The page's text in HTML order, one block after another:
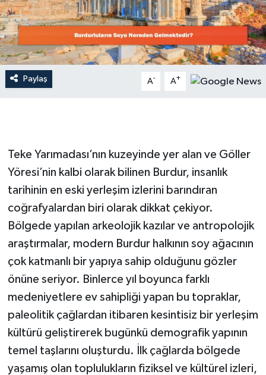
Paylaş A- A+
Teke Yarımadası’nın kuzeyinde yer alan ve Göller
Yöresi’nin kalbi olarak bilinen Burdur, insanlık
tarihinin en eski yerleşim izlerini barındıran
coğrafyalardan biri olarak dikkat çekiyor.
Bölgede yapılan arkeolojik kazılar ve antropolojik
araştırmalar, modern Burdur halkının soy ağacının
çok katmanlı bir yapıya sahip olduğunu gözler
önüne seriyor. Binlerce yıl boyunca farklı
medeniyetlere ev sahipliği yapan bu topraklar,
paleolitik çağlardan itibaren kesintisiz bir yerleşim
kültürü geliştirerek bugünkü demografik yapının
temel taşlarını oluşturdu. İlk çağlarda bölgede
yaşamış olan toplulukların fiziksel ve kültürel izleri,